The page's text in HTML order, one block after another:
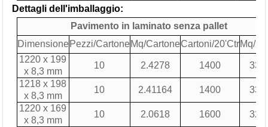
Dettagli dell'imballaggio:
Pavimento in laminato senza pallet
DimensionePezzi/CartoneMq/CartoneCartoni/20'CtrMq/
1220 x 199
x 8,3 mm
10 2.4278 1400
1218 x 198
x 8,3 mm
10 2.41164 1400
1220 x 169
x 8,3 mm
10 2.0618 1600